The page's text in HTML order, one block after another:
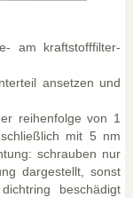
am kraftstofffilter-
ansetzen und
reihenfolge von 1
mit 5 nm
schrauben nur
dargestellt, sonst
beschädigt